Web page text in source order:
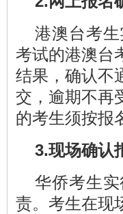
港澳台考
考试的港澳台
结果，确认不
交，逾期不再
的考生须按报
3.现场确认
华侨考生
责。考生在现